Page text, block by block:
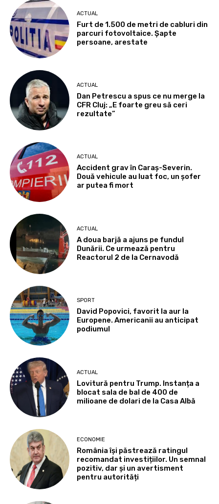
ACTUAL
Furt de 1.500 de metri de cabluri din
parcuri fotovoltaice. Șapte
persoane, arestate
ACTUAL
Dan Petrescu a spus ce nu merge la
CFR Cluj: „E foarte greu să ceri
rezultate”
ACTUAL
Accident grav în Caraș-Severin.
Două vehicule au luat foc, un șofer
ar putea fi mort
ACTUAL
A doua barjă a ajuns pe fundul
Dunării. Ce urmează pentru
Reactorul 2 de la Cernavodă
SPORT
David Popovici, favorit la aur la
Europene. Americanii au anticipat
podiumul
ACTUAL
Lovitură pentru Trump. Instanța a
blocat sala de bal de 400 de
milioane de dolari de la Casa Albă
ECONOMIE
România își păstrează ratingul
recomandat investițiilor. Un semnal
pozitiv, dar și un avertisment
pentru autorități